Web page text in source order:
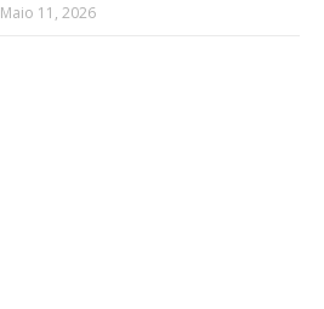
Maio 11, 2026